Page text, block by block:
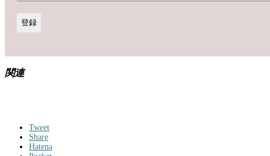
関連
Tweet
Share
Hatena